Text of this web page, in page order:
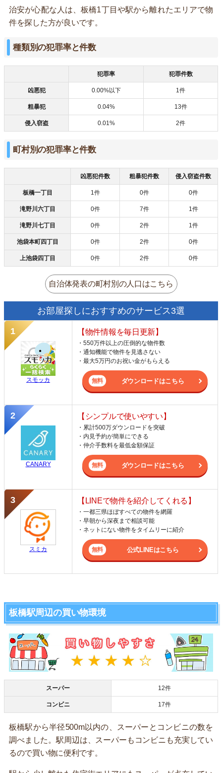
治安が心配な人は、板橋1丁目や駅から離れたエリアで物
件を探した方が良いです。
種類別の犯罪率と件数
犯罪率 犯罪件数
凶悪犯 0.00%以下 1件
粗暴犯 0.04% 13件
侵入窃盗 0.01% 2件
町村別の犯罪率と件数
凶悪犯件数 粗暴犯件数 侵入窃盗件数
板橋一丁目 1件 0件 0件
滝野川六丁目 0件 7件 1件
滝野川七丁目 0件 2件 1件
池袋本町四丁目 0件 2件 0件
上池袋四丁目 0件 2件 0件
自治体発表の町村別の人口はこちら
お部屋探しにおすすめのサービス3選
スモッカ
【物件情報を毎日更新】
・550万件以上の圧倒的な物件数
・通知機能で物件を見逃さない
・最大5万円のお祝い金がもらえる
ダウンロードはこちら
CANARY
【シンプルで使いやすい】
・累計500万ダウンロードを突破
・内見予約が簡単にできる
・仲介手数料を最低金額保証
ダウンロードはこちら
スミカ
【LINEで物件を紹介してくれる】
・一都三県ほぼすべての物件を網羅
・早朝から深夜まで相談可能
・ネットにない物件をタイムリーに紹介
公式LINEはこちら
板橋駅周辺の買い物環境
スーパー 12件
コンビニ 17件
板橋駅から半径500m以内の、スーパーとコンビニの数を
調べました。駅周辺は、スーパーもコンビニも充実してい
るので買い物に便利です。